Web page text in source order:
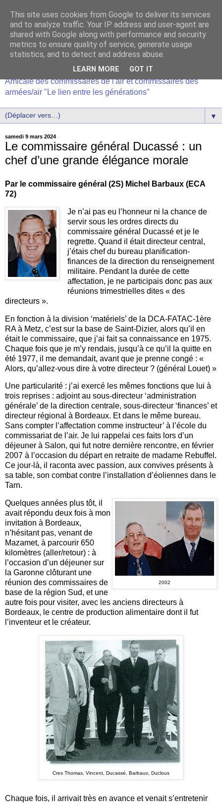
Amicale des commissaires de l'air et commissaires des
armées/air "Le lien entre les générations"
▼
samedi 9 mars 2024
Le commissaire général Ducassé : un
chef d’une grande élégance morale
Par le commissaire général (2S) Michel Barbaux (ECA
72)
Je n’ai pas eu l’honneur ni la chance de
servir sous les ordres directs du
commissaire général Ducassé et je le
regrette. Quand il était directeur central,
j’étais chef du bureau planification-
finances de la direction du renseignement
militaire. Pendant la durée de cette
affectation, je ne participais donc pas aux
réunions trimestrielles dites « des
directeurs ».
En fonction à la division ‘matériels’ de la DCA-FATAC-1ère
RA à Metz, c’est sur la base de Saint-Dizier, alors qu’il en
était le commissaire, que j’ai fait sa connaissance en 1975.
Chaque fois que je m’y rendais, jusqu’à ce qu’il la quitte en
été 1977, il me demandait, avant que je prenne congé : «
Alors, qu’allez-vous dire à votre directeur ? (général Louet) »
Une particularité : j’ai exercé les mêmes fonctions que lui à
trois reprises : adjoint au sous-directeur ‘administration
générale’ de la direction centrale, sous-directeur ‘finances’ et
directeur régional à Bordeaux. Et dans le même bureau.
Sans compter l’affectation comme instructeur’ à l’école du
commissariat de l’air. Je lui rappelai ces faits lors d’un
déjeuner à Salon, qui fut notre dernière rencontre, en février
2007 à l’occasion du départ en retraite de madame Rebuffel.
Ce jour-là, il raconta avec passion, aux convives présents à
sa table, son combat contre l’installation d’éoliennes dans le
Tarn.
2002
Quelques années plus tôt, il
avait répondu deux fois à mon
invitation à Bordeaux,
n’hésitant pas, venant de
Mazamet, à parcourir 650
kilomètres (aller/retour) : à
l’occasion d’un déjeuner sur
la Garonne clôturant une
réunion des commissaires de
base de la région Sud, et une
autre fois pour visiter, avec les anciens directeurs à
Bordeaux, le centre de production alimentaire dont il fut
l’inventeur et le créateur.
Cres Thomas, Vincent, Ducassé, Barbaux, Duclous
Chaque fois, il arrivait très en avance et venait s’entretenir
This site uses cookies from Google to deliver its services
and to analyze traffic. Your IP address and user-agent are
shared with Google along with performance and security
metrics to ensure quality of service, generate usage
statistics, and to detect and address abuse.
LEARN MORE GOT IT